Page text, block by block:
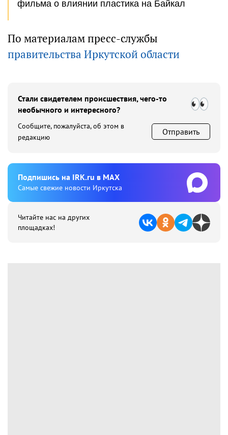
фильма о влиянии пластика на Байкал
По материалам пресс-службы
правительства Иркутской области
Стали свидетелем происшествия, чего-то
необычного и интересного?
Сообщите, пожалуйста, об этом в
редакцию
Отправить
Подпишиcь на IRK.ru в MAX
Cамые свежие новости Иркутска
Читайте нас на других
площадках!